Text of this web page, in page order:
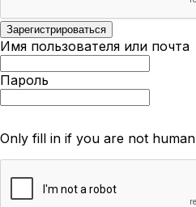
Имя пользователя или почта
Пароль
Only fill in if you are not human